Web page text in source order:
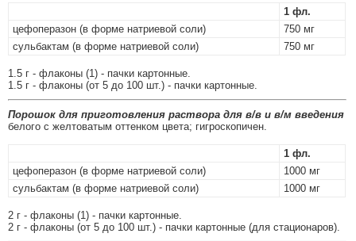
1 фл.
цефоперазон (в форме натриевой соли)
750 мг
сульбактам (в форме натриевой соли)
750 мг
1.5 г - флаконы (1) - пачки картонные.
1.5 г - флаконы (от 5 до 100 шт.) - пачки картонные.
Порошок для приготовления раствора для в/в и в/м введения
белого с желтоватым оттенком цвета; гигроскопичен.
1 фл.
цефоперазон (в форме натриевой соли)
1000 мг
сульбактам (в форме натриевой соли)
1000 мг
2 г - флаконы (1) - пачки картонные.
2 г - флаконы (от 5 до 100 шт.) - пачки картонные (для стационаров).